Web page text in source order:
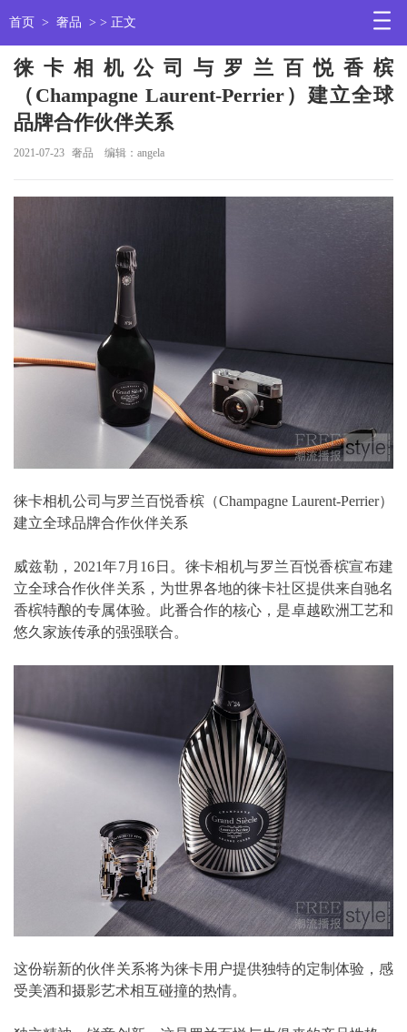
首页 > 奢品 > > 正文
徕卡相机公司与罗兰百悦香槟
（Champagne Laurent-Perrier）建立全球
品牌合作伙伴关系
2021-07-23 奢品 编辑：angela
徕卡相机公司与罗兰百悦香槟（Champagne Laurent-Perrier）
建立全球品牌合作伙伴关系
威兹勒，2021年7月16日。徕卡相机与罗兰百悦香槟宣布建
立全球合作伙伴关系，为世界各地的徕卡社区提供来自驰名
香槟特酿的专属体验。此番合作的核心，是卓越欧洲工艺和
悠久家族传承的强强联合。
这份崭新的伙伴关系将为徕卡用户提供独特的定制体验，感
受美酒和摄影艺术相互碰撞的热情。